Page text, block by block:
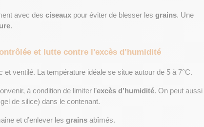
avec des ciseaux pour éviter de blesser les grains. Une
.
et lutte contre l'excès d’humidité
et ventilé. La température idéale se situe autour de 5 à 7°C.
à condition de limiter l’excès d’humidité. On peut aussi
de silice) dans le contenant.
et d’enlever les grains abîmés.